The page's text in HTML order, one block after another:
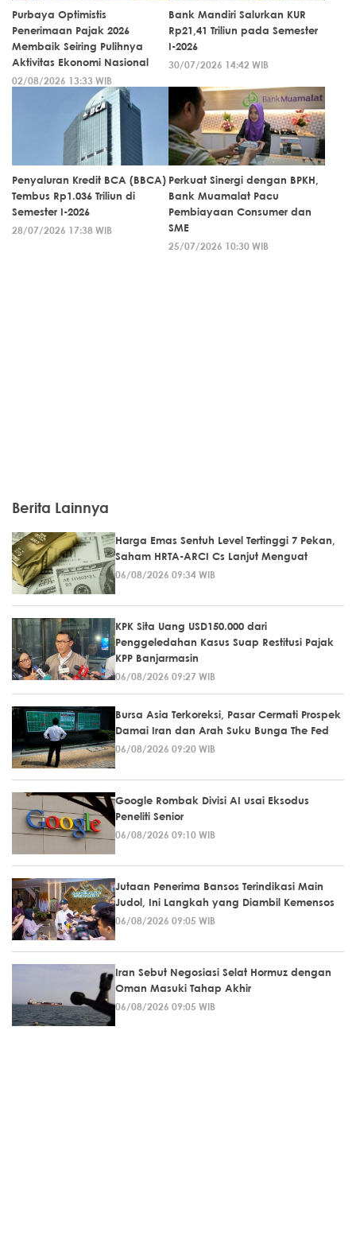
Purbaya Optimistis
Penerimaan Pajak 2026
Membaik Seiring Pulihnya
Aktivitas Ekonomi Nasional
02/08/2026 13:33 WIB
Bank Mandiri Salurkan KUR
Rp21,41 Triliun pada Semester
I-2026
30/07/2026 14:42 WIB
Penyaluran Kredit BCA (BBCA)
Tembus Rp1.036 Triliun di
Semester I-2026
28/07/2026 17:38 WIB
Perkuat Sinergi dengan BPKH,
Bank Muamalat Pacu
Pembiayaan Consumer dan
SME
25/07/2026 10:30 WIB
Berita Lainnya
Harga Emas Sentuh Level Tertinggi 7 Pekan,
Saham HRTA-ARCI Cs Lanjut Menguat
06/08/2026 09:34 WIB
KPK Sita Uang USD150.000 dari
Penggeledahan Kasus Suap Restitusi Pajak
KPP Banjarmasin
06/08/2026 09:27 WIB
Bursa Asia Terkoreksi, Pasar Cermati Prospek
Damai Iran dan Arah Suku Bunga The Fed
06/08/2026 09:20 WIB
Google Rombak Divisi AI usai Eksodus
Peneliti Senior
06/08/2026 09:10 WIB
Jutaan Penerima Bansos Terindikasi Main
Judol, Ini Langkah yang Diambil Kemensos
06/08/2026 09:05 WIB
Iran Sebut Negosiasi Selat Hormuz dengan
Oman Masuki Tahap Akhir
06/08/2026 09:05 WIB